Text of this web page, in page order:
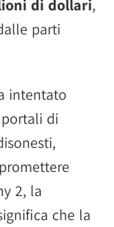
di dollari,
parti
intentato
di
2, la
che la